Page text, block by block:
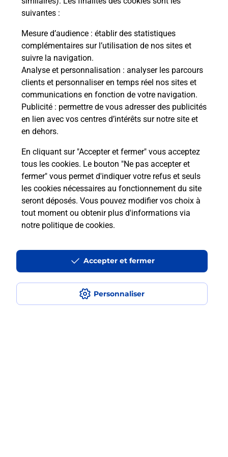
suivantes :
Mesure d’audience : établir des statistiques
complémentaires sur l’utilisation de nos sites et
suivre la navigation.
Analyse et personnalisation : analyser les parcours
clients et personnaliser en temps réel nos sites et
communications en fonction de votre navigation.
Publicité : permettre de vous adresser des publicités
en lien avec vos centres d’intérêts sur notre site et
en dehors.
En cliquant sur "Accepter et fermer" vous acceptez
tous les cookies. Le bouton "Ne pas accepter et
fermer" vous permet d'indiquer votre refus et seuls
les cookies nécessaires au fonctionnement du site
seront déposés. Vous pouvez modifier vos choix à
tout moment ou obtenir plus d'informations via
notre politique de cookies.
Personnaliser
Accepter et fermer
Envoyer un colis
Vous souhaitez envoyer un colis depuis :
VILLENEUVE SUR LOT (47300) ? Découvrez toutes
les solutions proposées par La Poste.
En savoir plus
Questions fréquemment posées
La téléassistance classique avec
médaillon d’alarme qu’est ce que
Comment fonctionne la